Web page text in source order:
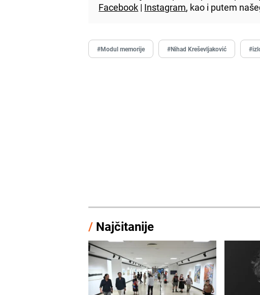
Facebook | Instagram, kao i putem
#Modul memorije #Nihad Kreševljaković
/ Najčitanije